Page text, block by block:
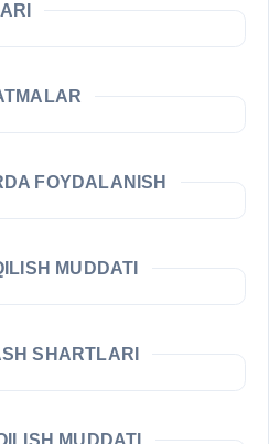
FOYDALANISH
MUDDATI
SHARTLARI
MUDDATI